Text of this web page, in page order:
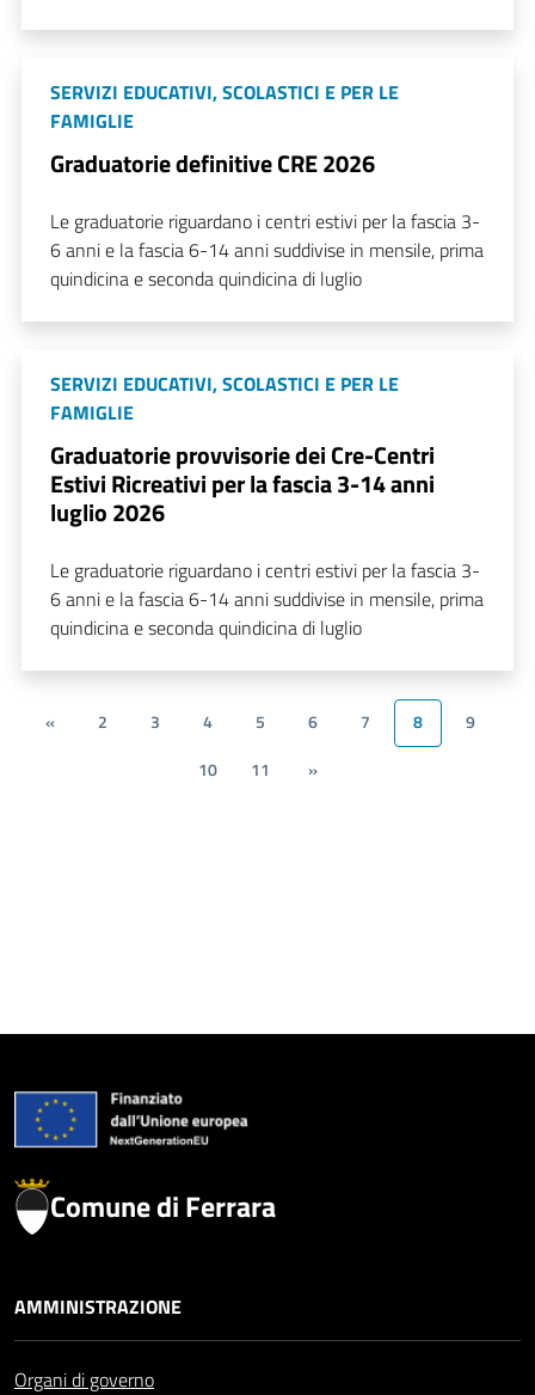
SERVIZI EDUCATIVI, SCOLASTICI E PER LE
FAMIGLIE
Graduatorie definitive CRE 2026
Le graduatorie riguardano i centri estivi per la fascia 3-
6 anni e la fascia 6-14 anni suddivise in mensile, prima
quindicina e seconda quindicina di luglio
SERVIZI EDUCATIVI, SCOLASTICI E PER LE
FAMIGLIE
Graduatorie provvisorie dei Cre-Centri
Estivi Ricreativi per la fascia 3-14 anni
luglio 2026
Le graduatorie riguardano i centri estivi per la fascia 3-
6 anni e la fascia 6-14 anni suddivise in mensile, prima
quindicina e seconda quindicina di luglio
« 2 3 4 5 6 7 8
9
10
11 »
Comune di Ferrara
AMMINISTRAZIONE
Organi di governo